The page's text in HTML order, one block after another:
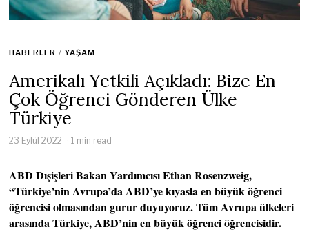
HABERLER / YAŞAM
Amerikalı Yetkili Açıkladı: Bize En
Çok Öğrenci Gönderen Ülke
Türkiye
23 Eylül 2022 1 min read
ABD Dışişleri Bakan Yardımcısı Ethan Rosenzweig,
“Türkiye’nin Avrupa’da ABD’ye kıyasla en büyük öğrenci
öğrencisi olmasından gurur duyuyoruz. Tüm Avrupa ülkeleri
arasında Türkiye, ABD’nin en büyük öğrenci öğrencisidir.